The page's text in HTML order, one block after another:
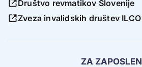
Društvo revmatikov Slovenije
Zveza invalidskih društev
ZA